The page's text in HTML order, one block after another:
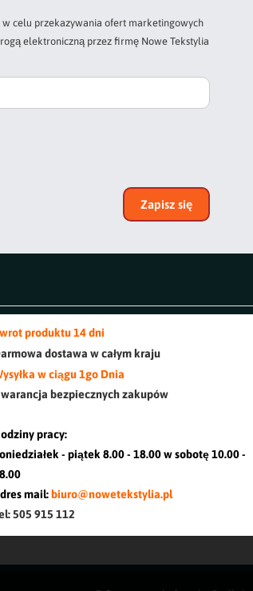
celu przekazywania ofert marketingowych
elektroniczną przez firmę Nowe Tekstylia
Zapisz się
produktu 14 dni
dostawa w całym kraju
w ciągu 1go Dnia
bezpiecznych zakupów
pracy:
- piątek 8.00 - 18.00 w sobotę 10.00 -
mail: biuro@nowetekstylia.pl
505 915 112